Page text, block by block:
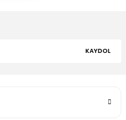
KAYDOL